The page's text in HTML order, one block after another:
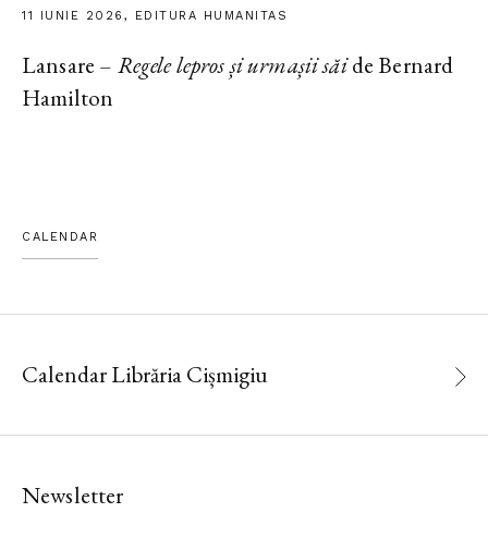
11 IUNIE 2026, EDITURA HUMANITAS
Lansare – Regele lepros și urmașii săide Bernard
Hamilton
CALENDAR
Calendar Librăria Cișmigiu
Newsletter